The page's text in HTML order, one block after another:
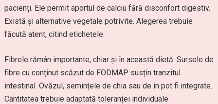
pacienți. Ele permit aportul de calciu fără disconfort digestiv.
Există și alternative vegetale potrivite. Alegerea trebuie
făcută atent, citind etichetele.
Fibrele rămân importante, chiar și în această dietă. Sursele de
fibre cu conținut scăzut de FODMAP susțin tranzitul
intestinal. Ovăzul, semințele de chia sau de in pot fi integrate.
Cantitatea trebuie adaptată toleranței individuale.